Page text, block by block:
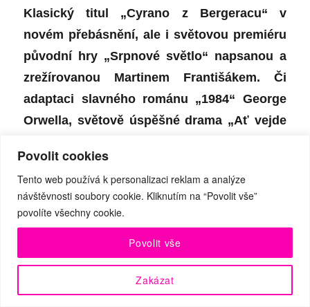
Povolit cookies
Tento web používá k personalizaci reklam a analýze
návštěvnosti soubory cookie. Kliknutím na “Povolit vše”
povolíte všechny cookie.
Zakázat
Povolit vše
Klasický titul „Cyrano z Bergeracu“ v
novém přebásnění, ale i světovou premiéru
původní hry „Srpnové světl o“ napsanou a
zrežírovanou Martinem Františákem. Či
adaptaci slavného románu „1984“ George
Orwella, světově úspěšné drama „Ať vejde
severské detektivky.
romanci a psychologické drama a navíc dva
provokativní tituly, věnované aktuálním
tématům dnešní doby – klimatické změně a
dozvuku vlny #MeToo. To vše, včetně
premiéry hry „Adamova jablka“, odsunuté z
dubna 2020 až na březen 2021, nabídne v